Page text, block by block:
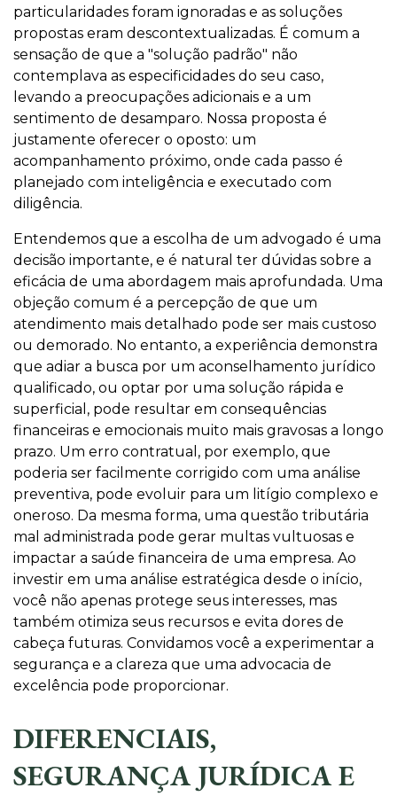
particularidades foram ignoradas e as soluções
propostas eram descontextualizadas. É comum a
sensação de que a "solução padrão" não
contemplava as especificidades do seu caso,
levando a preocupações adicionais e a um
sentimento de desamparo. Nossa proposta é
justamente oferecer o oposto: um
acompanhamento próximo, onde cada passo é
planejado com inteligência e executado com
diligência.
Entendemos que a escolha de um advogado é uma
decisão importante, e é natural ter dúvidas sobre a
eficácia de uma abordagem mais aprofundada. Uma
objeção comum é a percepção de que um
atendimento mais detalhado pode ser mais custoso
ou demorado. No entanto, a experiência demonstra
que adiar a busca por um aconselhamento jurídico
qualificado, ou optar por uma solução rápida e
superficial, pode resultar em consequências
financeiras e emocionais muito mais gravosas a longo
prazo. Um erro contratual, por exemplo, que
poderia ser facilmente corrigido com uma análise
preventiva, pode evoluir para um litígio complexo e
oneroso. Da mesma forma, uma questão tributária
mal administrada pode gerar multas vultuosas e
impactar a saúde financeira de uma empresa. Ao
investir em uma análise estratégica desde o início,
você não apenas protege seus interesses, mas
também otimiza seus recursos e evita dores de
cabeça futuras. Convidamos você a experimentar a
segurança e a clareza que uma advocacia de
excelência pode proporcionar.
DIFERENCIAIS,
SEGURANÇA JURÍDICA E